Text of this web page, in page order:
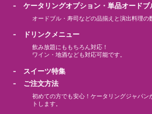
- ケータリングオプション・単品オードブ
オードブル・寿司などの品揃えと演出料理の
- ドリンクメニュー
飲み放題にももちろん対応！
ワイン・地酒なども対応可能です。
- スイーツ特集
- ご注文方法
初めての方でも安心！ケータリングジャパン
トします。